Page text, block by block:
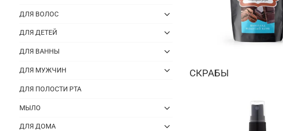
СКРАБЫ
ДЛЯ ВОЛОС
ДЛЯ ДЕТЕЙ
ДЛЯ ВАННЫ
ДЛЯ МУЖЧИН
ДЛЯ ПОЛОСТИ РТА
МЫЛО
ДЛЯ ДОМА